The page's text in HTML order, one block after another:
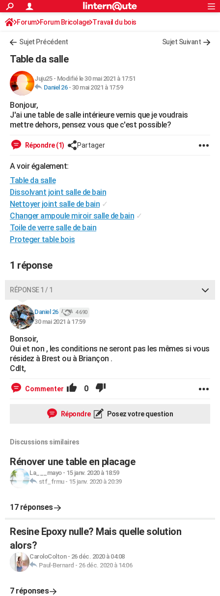
ACTUALITÉS
Politique
Société
Faits Divers
Education
Monde
Villes
+
FINANCE
Retraite
Impôts
Epargne
Immobilier
Risques naturels par ville
Banque
Assurance
Crédit
AUTO
Essais
Réserver un essai
Citadines
Berlines
SUV
Forum auto
+HIGH-TECH
Mobiles
Meilleur smartphone
Internet
Ordinateurs
Jeux vidéo
Guide high-tech
+
Forum
Aménagement intérieur
Extérieur
Cuisine
Salle de bains
Jardinage
Rangement
WEEK-END
Guides de France
Escapades
Patrimoine
Expositions
Musées
Week-end nature
+LIFESTYLE
Art de vivre
Bien-être
Loisirs
Mode
Modes de vie
SANTE
Alimentation
Guide de la santé
Maladies
Médicaments
Sommeil
VOYAGE
Destinations
City break
Voyage nature
Voyage de noces
Forum
Climat
+PHOTO
BONS PLANS
CARTE DE VOEUX
Carte de Noël
Carte Bonne année
Carte Saint-Valentin
Carte Pâques
Carte d'anniversaire
DICTIONNAIRE
Dictionnaire
Biographies
Citations
Expressions
Proverbes
COPAINS D'AVANT
S'inscrire
Se connecter
Lycées
Collèges
Primaires
Universités
Entreprises
Service militaire
Avis de recherche
AVIS DE DÉCÈS
FORUM
S'inscrire
Connexion
Forum Forum Bricolage Travail du bois
Sujet Précédent Sujet Suivant
Table da salle
Juju25- Modifié le 30 mai 2021 à 17:51
Daniel 26- 30 mai 2021 à 17:59
Bonjour,
J'ai une table de salle intérieure vernis que je voudrais
mettre dehors, pensez vous que c'est possible?
Répondre (1) Partager
A voir également:
Table da salle
Dissolvant joint salle de bain
Nettoyer joint salle de bain ✓
Changer ampoule miroir salle de bain ✓
Toile de verre salle de bain
Proteger table bois
1 réponse
RÉPONSE 1 / 1
Daniel 26 4 690
30 mai 2021 à 17:59
Bonsoir,
Oui et non , les conditions ne seront pas les mêmes si vous
résidez à Brest ou à Briançon .
Cdlt,
Commenter 0
Répondre Posez votre question
Discussions similaires
Rénover une table en placage
La___mayo- 15 janv. 2020 à 18:59
stf_frmu- 15 janv. 2020 à 20:39
17 réponses
Resine Epoxy nulle? Mais quelle solution
alors?
CaroloColton- 26 déc. 2020 à 04:08
Paul-Bernard - 26 déc. 2020 à 14:06
7 réponses